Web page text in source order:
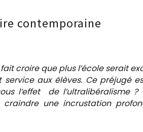
contemporaine
croire que plus l’école serait
aux élèves. Ce préjugé
l’effet de l’ultralibéralisme ?
une incrustation